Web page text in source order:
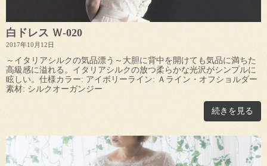
白ドレス Ｗ-020
2017年10月12日
～イタリアシルクの気品漂う～大胆に背中を開けても気品に満ちた
高級感に溢れる。イタリアシルクの放つ柔らかな光沢がシンプルに
眩しい。仕様カラー: アイボリーライン: Ａライン・オフショルダー
素材: シルクオーガンジー
続きを見る